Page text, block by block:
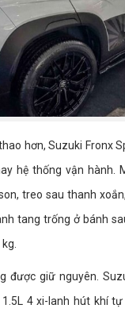
hơn, Suzuki Fronx
hệ thống vận hành.
treo sau thanh
tang trống ở bánh
được giữ nguyên.
4 xi-lanh hút khí